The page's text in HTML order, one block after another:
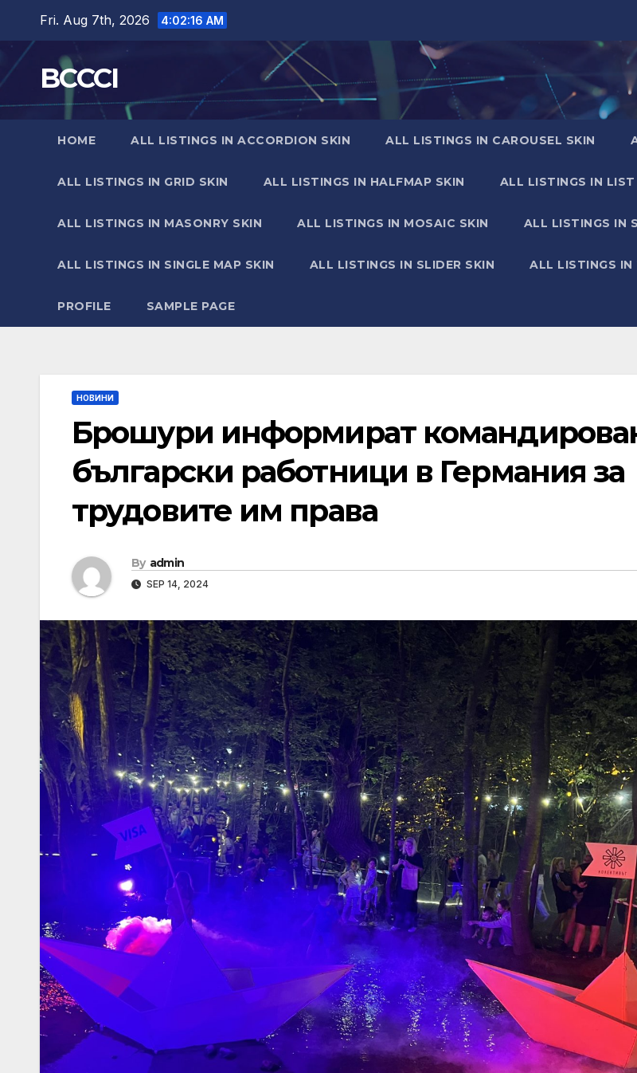
content
Fri. Aug 7th, 2026 4:02:17 AM
BCCCI
HOME ALL LISTINGS IN ACCORDION SKIN ALL LISTINGS IN CAROUSEL SKIN
ALL LISTINGS IN GRID SKIN ALL LISTINGS IN HALFMAP SKIN ALL LISTINGS IN LIST
ALL LISTINGS IN MASONRY SKIN ALL LISTINGS IN MOSAIC SKIN ALL LISTINGS IN
ALL LISTINGS IN SINGLE MAP SKIN ALL LISTINGS IN SLIDER SKIN ALL LISTINGS IN
PROFILE SAMPLE PAGE
НОВИНИ
Брошури информират
български работници в Германия за
трудовите им права
By admin
SEP 14, 2024